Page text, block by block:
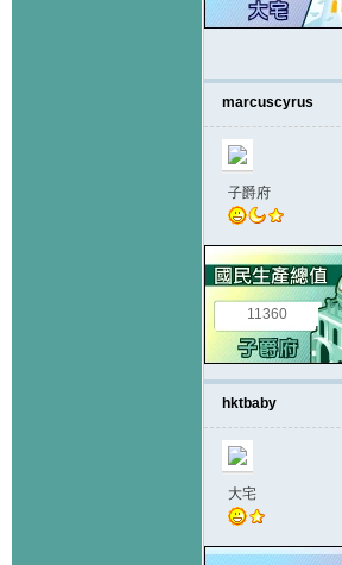
marcuscyrus
子爵府
11360
hktbaby
大宅